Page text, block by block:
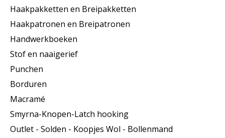
Haakpakketten en Breipakketten
Haakpatronen en Breipatronen
Handwerkboeken
Stof en naaigerief
Punchen
Borduren
Macramé
Smyrna-Knopen-Latch hooking
Outlet - Solden - Koopjes Wol - Bollenmand